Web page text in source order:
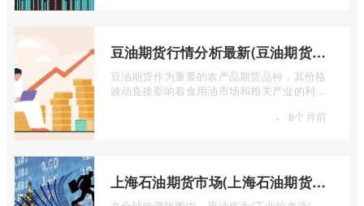
豆油期货行情分析最新(豆油期货行情实时行情)
豆油期货作为重要的农产品期货品种，其价格
波动直接影响着食用油市场和相关产业的利
· 8个月前
上海石油期货市场(上海石油期货市场行情)